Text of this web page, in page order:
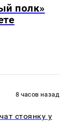
полк»
8 часов назад
стоянку у